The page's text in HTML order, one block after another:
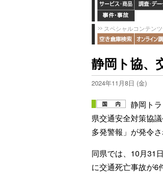
スペシャルコンテン
静岡ト協、
2024年11月8日 (金)
静岡ト
県交通安全対策協
多発警報」が発令
同県では、10月31
に交通死亡事故が6